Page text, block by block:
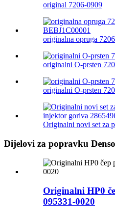
original 7206-0909
originalna opruga
originalni O-prsten
originalni O-prsten
Originalni novi set za
Dijelovi za popravku
Originalni HP0
095331-0020